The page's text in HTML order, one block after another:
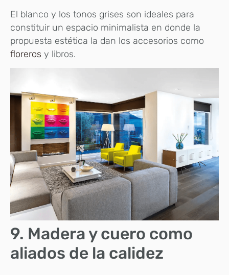
El blanco y los tonos grises son ideales para
constituir un espacio minimalista en donde la
propuesta estética la dan los accesorios como
floreros y libros.
9. Madera y cuero como
aliados de la calidez